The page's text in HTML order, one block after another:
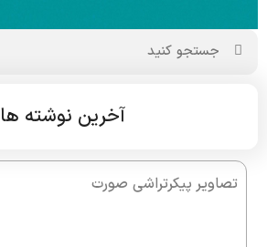
آخرین نوشته ها
تصاویر پیکرتراشی صورت